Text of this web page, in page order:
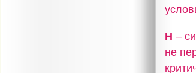
Н –
не